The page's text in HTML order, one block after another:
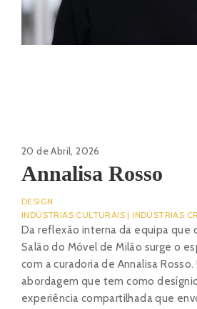
20 de Abril, 2026
Annalisa Rosso
DESIGN
INDÚSTRIAS CULTURAIS | INDÚSTRIAS
Da reflexão interna da equipa que
Salão do Móvel de Milão surge o
com a curadoria de Annalisa Rosso.
abordagem que tem como
experiência compartilhada que